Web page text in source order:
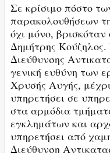
Σε κρίσιμο πόστο
παρακολουθήσεων
όχι μόνο, βρισκόταν
Δημήτρης Κούζηλος.
Διεύθυνσης
γενική ευθύνη των
Χρυσής Αυγής,
υπηρετήσει σε
στα αρμόδια
εγκλημάτων και
υπηρετήσει από
Διεύθυνση